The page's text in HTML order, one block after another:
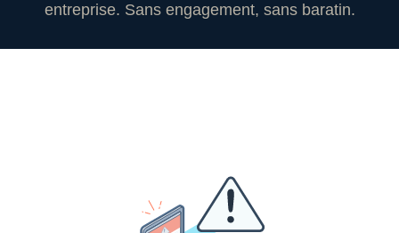
entreprise. Sans engagement, sans baratin.